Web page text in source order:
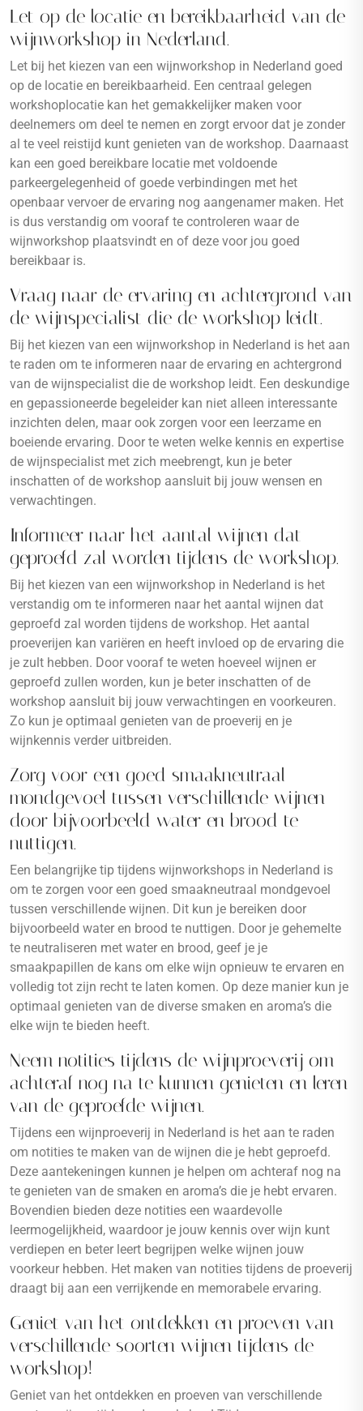
Let op de locatie en bereikbaarheid van de
wijnworkshop in Nederland.
Let bij het kiezen van een wijnworkshop in Nederland goed
op de locatie en bereikbaarheid. Een centraal gelegen
workshoplocatie kan het gemakkelijker maken voor
deelnemers om deel te nemen en zorgt ervoor dat je zonder
al te veel reistijd kunt genieten van de workshop. Daarnaast
kan een goed bereikbare locatie met voldoende
parkeergelegenheid of goede verbindingen met het
openbaar vervoer de ervaring nog aangenamer maken. Het
is dus verstandig om vooraf te controleren waar de
wijnworkshop plaatsvindt en of deze voor jou goed
bereikbaar is.
Vraag naar de ervaring en achtergrond van
de wijnspecialist die de workshop leidt.
Bij het kiezen van een wijnworkshop in Nederland is het aan
te raden om te informeren naar de ervaring en achtergrond
van de wijnspecialist die de workshop leidt. Een deskundige
en gepassioneerde begeleider kan niet alleen interessante
inzichten delen, maar ook zorgen voor een leerzame en
boeiende ervaring. Door te weten welke kennis en expertise
de wijnspecialist met zich meebrengt, kun je beter
inschatten of de workshop aansluit bij jouw wensen en
verwachtingen.
Informeer naar het aantal wijnen dat
geproefd zal worden tijdens de workshop.
Bij het kiezen van een wijnworkshop in Nederland is het
verstandig om te informeren naar het aantal wijnen dat
geproefd zal worden tijdens de workshop. Het aantal
proeverijen kan variëren en heeft invloed op de ervaring die
je zult hebben. Door vooraf te weten hoeveel wijnen er
geproefd zullen worden, kun je beter inschatten of de
workshop aansluit bij jouw verwachtingen en voorkeuren.
Zo kun je optimaal genieten van de proeverij en je
wijnkennis verder uitbreiden.
Zorg voor een goed smaakneutraal
mondgevoel tussen verschillende wijnen
door bijvoorbeeld water en brood te
nuttigen.
Een belangrijke tip tijdens wijnworkshops in Nederland is
om te zorgen voor een goed smaakneutraal mondgevoel
tussen verschillende wijnen. Dit kun je bereiken door
bijvoorbeeld water en brood te nuttigen. Door je gehemelte
te neutraliseren met water en brood, geef je je
smaakpapillen de kans om elke wijn opnieuw te ervaren en
volledig tot zijn recht te laten komen. Op deze manier kun je
optimaal genieten van de diverse smaken en aroma’s die
elke wijn te bieden heeft.
Neem notities tijdens de wijnproeverij om
achteraf nog na te kunnen genieten en leren
van de geproefde wijnen.
Tijdens een wijnproeverij in Nederland is het aan te raden
om notities te maken van de wijnen die je hebt geproefd.
Deze aantekeningen kunnen je helpen om achteraf nog na
te genieten van de smaken en aroma’s die je hebt ervaren.
Bovendien bieden deze notities een waardevolle
leermogelijkheid, waardoor je jouw kennis over wijn kunt
verdiepen en beter leert begrijpen welke wijnen jouw
voorkeur hebben. Het maken van notities tijdens de proeverij
draagt bij aan een verrijkende en memorabele ervaring.
Geniet van het ontdekken en proeven van
verschillende soorten wijnen tijdens de
workshop!
Geniet van het ontdekken en proeven van verschillende